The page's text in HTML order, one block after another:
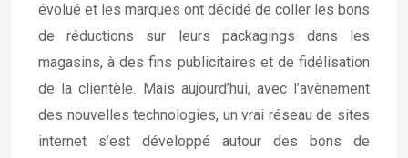
évolué et les marques ont décidé de coller les bons
de réductions sur leurs packagings dans les
magasins, à des fins publicitaires et de fidélisation
de la clientèle. Mais aujourd’hui, avec l’avènement
des nouvelles technologies, un vrai réseau de sites
internet s’est développé autour des bons de